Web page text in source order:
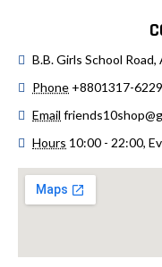
B.B. Girls School
Phone +8801317-
Email
Hours 10:00 - 22:00,